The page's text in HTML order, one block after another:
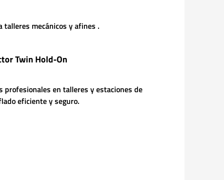
talleres mecánicos y afines .
Twin Hold-On
profesionales en talleres y estaciones de
eficiente y seguro.